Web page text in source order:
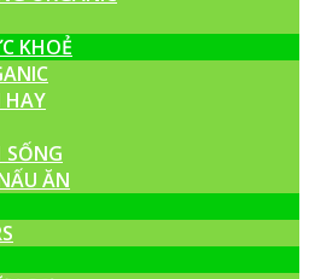
KHOẺ
HAY
SỐNG
ĂN